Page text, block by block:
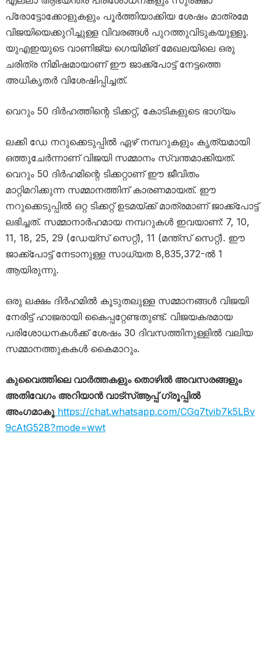
പ്രോട്ടോക്കോളുകളും പൂർത്തിയാക്കിയ ശേഷം മാത്രമേ
വിജയിയെക്കുറിച്ചുള്ള വിവരങ്ങൾ പുറത്തുവിടുകയുള്ളൂ.
യുഎഇയുടെ വാണിജ്യ ഗെയിമിങ് മേഖലയിലെ ഒരു
ചരിത്ര നിമിഷമായാണ് ഈ ജാക്ക്‌പോട്ട് നേട്ടത്തെ
അധികൃതർ വിശേഷിപ്പിച്ചത്.
വെറും 50 ദിർഹത്തിന്റെ ടിക്കറ്റ്, കോടികളുടെ ഭാഗ്യം
ലക്കി ഡേ നറുക്കെടുപ്പിൽ ഏഴ് നമ്പറുകളും കൃത്യമായി
ഒത്തുചേർന്നാണ് വിജയി സമ്മാനം സ്വന്തമാക്കിയത്.
വെറും 50 ദിർഹമിന്റെ ടിക്കറ്റാണ് ഈ ജീവിതം
മാറ്റിമറിക്കുന്ന സമ്മാനത്തിന് കാരണമായത്. ഈ
നറുക്കെടുപ്പിൽ ഒറ്റ ടിക്കറ്റ് ഉടമയ്ക്ക് മാത്രമാണ് ജാക്ക്‌പോട്ട്
ലഭിച്ചത്. സമ്മാനാർഹമായ നമ്പറുകൾ ഇവയാണ്: 7, 10,
11, 18, 25, 29 (ഡേയ്‌സ് സെറ്റ്), 11 (മന്ത്‌സ് സെറ്റ്). ഈ
ജാക്ക്‌പോട്ട് നേടാനുള്ള സാധ്യത 8,835,372-ൽ 1
ആയിരുന്നു.
ഒരു ലക്ഷം ദിർഹമിൽ കൂടുതലുള്ള സമ്മാനങ്ങൾ വിജയി
നേരിട്ട് ഹാജരായി കൈപ്പറ്റേണ്ടതുണ്ട്. വിജയകരമായ
പരിശോധനകൾക്ക് ശേഷം 30 ദിവസത്തിനുള്ളിൽ വലിയ
സമ്മാനത്തുകകൾ കൈമാറും.
കുവൈത്തിലെ വാർത്തകളും തൊഴിൽ അവസരങ്ങളും
അതിവേഗം അറിയാൻ വാട്സ്ആപ്പ് ഗ്രൂപ്പിൽ
അംഗമാകൂhttps://chat.whatsapp.com/CGq7tvib7k5LBv
9cAtG52B?mode=wwt